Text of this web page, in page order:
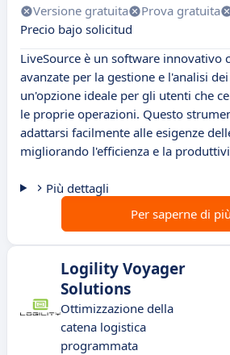
Versione gratuita Prova gratuita
Precio bajo solicitud
LiveSource è un software innovativo
avanzate per la gestione e l'analisi
un'opzione ideale per gli utenti che
le proprie operazioni. Questo
adattarsi facilmente alle esigenze
migliorando l'efficienza e la
Più dettagli
Per saperne di più
Logility Voyager
Solutions
Ottimizzazione della
catena logistica
programmata